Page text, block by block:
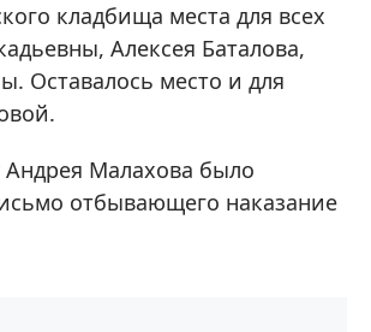
кладбища места для всех
Алексея Баталова,
Оставалось место и для
Малахова было
отбывающего наказание